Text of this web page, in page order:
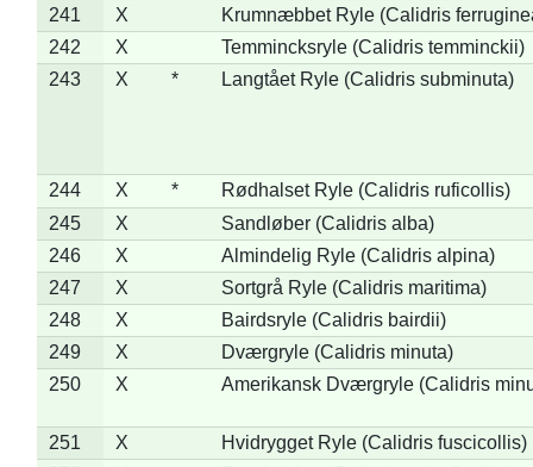
241 X
Krumnæbbet Ryle (Calidris
242
X
Temmincksryle (Calidris temminckii)
243
X * Langtået Ryle (Calidris subminuta)
244 X *
Rødhalset Ryle (Calidris ruficollis)
245
X
Sandløber (Calidris alba)
246
X
Almindelig Ryle (Calidris alpina)
247
X
Sortgrå Ryle (Calidris maritima)
248
X
Bairdsryle (Calidris bairdii)
249
X
Dværgryle (Calidris minuta)
250
X Amerikansk Dværgryle (Calidris
251 X
Hvidrygget Ryle (Calidris fuscicollis)